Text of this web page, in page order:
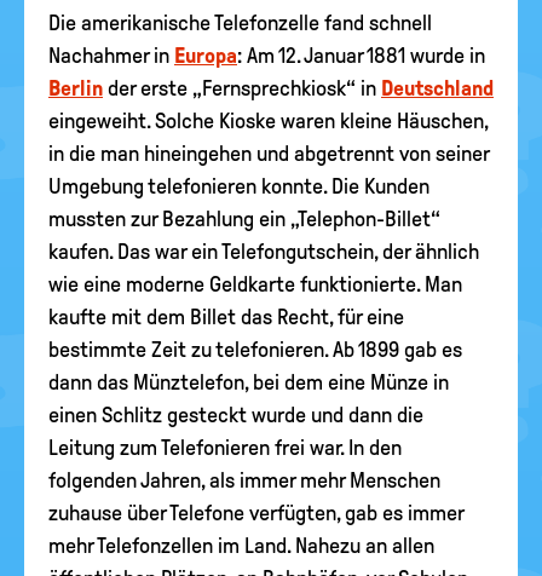
Die amerikanische Telefonzelle fand schnell
Nachahmer in Europa: Am 12. Januar 1881 wurde in
Berlin der erste „Fernsprechkiosk“ in Deutschland
eingeweiht. Solche Kioske waren kleine Häuschen,
in die man hineingehen und abgetrennt von seiner
Umgebung telefonieren konnte. Die Kunden
mussten zur Bezahlung ein „Telephon-Billet“
kaufen. Das war ein Telefongutschein, der ähnlich
wie eine moderne Geldkarte funktionierte. Man
kaufte mit dem Billet das Recht, für eine
bestimmte Zeit zu telefonieren. Ab 1899 gab es
dann das Münztelefon, bei dem eine Münze in
einen Schlitz gesteckt wurde und dann die
Leitung zum Telefonieren frei war. In den
folgenden Jahren, als immer mehr Menschen
zuhause über Telefone verfügten, gab es immer
mehr Telefonzellen im Land. Nahezu an allen